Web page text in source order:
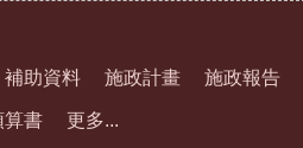
補助資料 施政計畫 施政報告
算書 更多...